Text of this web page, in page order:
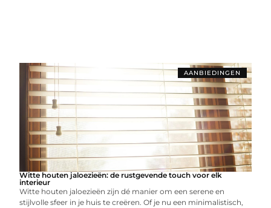
AANBIEDINGEN
Witte houten jaloezieën: de rustgevende touch voor elk
interieur
Witte houten jaloezieën zijn dé manier om een serene en
stijlvolle sfeer in je huis te creëren. Of je nu een minimalistisch,